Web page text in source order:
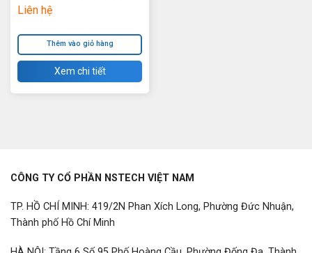
Cache, 2.30 GHz
Liên hệ
Thêm vào giỏ hàng
Xem chi tiết
CÔNG TY CỔ PHẦN NSTECH VIỆT NAM
TP. HỒ CHÍ MINH: 419/2N Phan Xích Long, Phường Đức Nhuận,
Thành phố Hồ Chí Minh